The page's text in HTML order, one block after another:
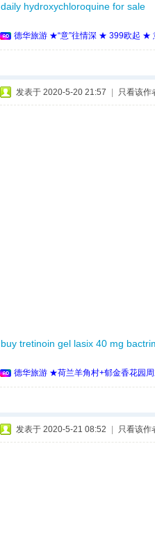
daily hydroxychloroquine for sale
德华旅游 ★“意”往情深 ★ 399欧起 ★
发表于 2020-5-20 21:57 只看该作
buy tretinoin gel lasix 40 mg
德华旅游 ★荷兰羊角村+郁金香花园
发表于 2020-5-21 08:52 只看该作